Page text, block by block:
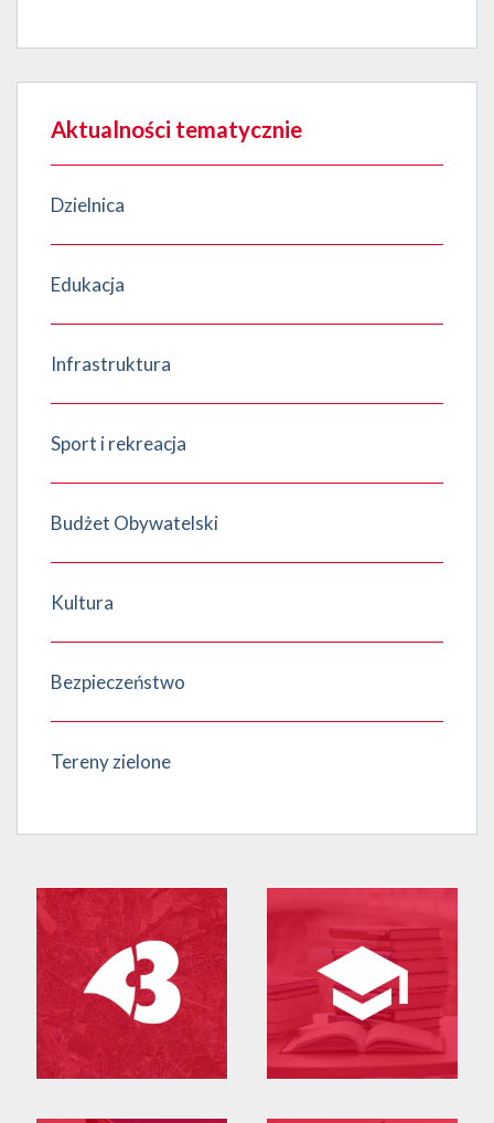
Aktualności tematycznie
Dzielnica
Edukacja
Infrastruktura
Sport i rekreacja
Budżet Obywatelski
Kultura
Bezpieczeństwo
Tereny zielone